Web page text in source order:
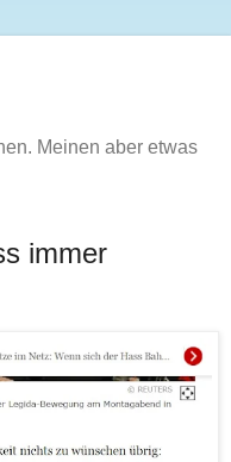
Meinen aber etwas
immer